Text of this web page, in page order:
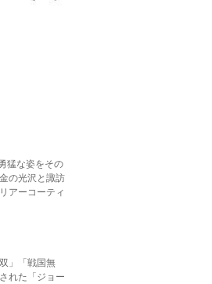
猛な姿をその
の光沢と諏訪
アーコーティ
」「戦国無
れた「ジョー